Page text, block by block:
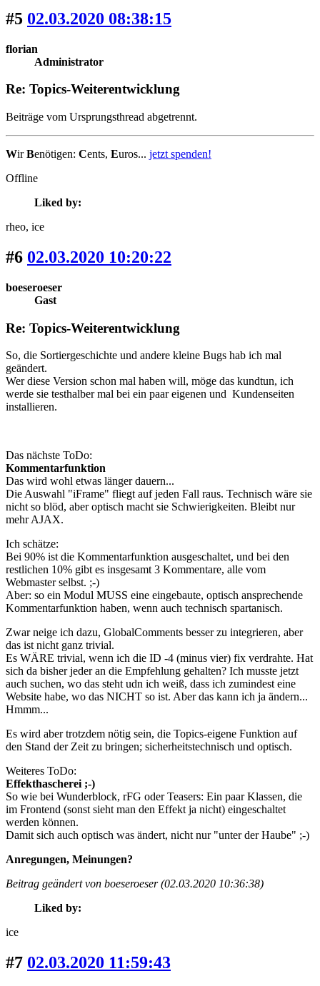
#5 02.03.2020 08:38:15
florian
Administrator
Re: Topics-Weiterentwicklung
Beiträge vom Ursprungsthread abgetrennt.
WirBenötigen: Cents, Euros... jetzt spenden!
Offline
Liked by:
rheo, ice
#6 02.03.2020 10:20:22
boeseroeser
Gast
Re: Topics-Weiterentwicklung
So, die Sortiergeschichte und andere kleine Bugs hab ich mal
geändert.
Wer diese Version schon mal haben will, möge das kundtun, ich
werde sie testhalber mal bei ein paar eigenen und Kundenseiten
installieren.
Das nächste ToDo:
Kommentarfunktion
Das wird wohl etwas länger dauern...
Die Auswahl "iFrame" fliegt auf jeden Fall raus. Technisch wäre sie
nicht so blöd, aber optisch macht sie Schwierigkeiten. Bleibt nur
mehr AJAX.
Ich schätze:
Bei 90% ist die Kommentarfunktion ausgeschaltet, und bei den
restlichen 10% gibt es insgesamt 3 Kommentare, alle vom
Webmaster selbst. ;-)
Aber: so ein Modul MUSS eine eingebaute, optisch ansprechende
Kommentarfunktion haben, wenn auch technisch spartanisch.
Zwar neige ich dazu, GlobalComments besser zu integrieren, aber
das ist nicht ganz trivial.
Es WÄRE trivial, wenn ich die ID -4 (minus vier) fix verdrahte. Hat
sich da bisher jeder an die Empfehlung gehalten? Ich musste jetzt
auch suchen, wo das steht udn ich weiß, dass ich zumindest eine
Website habe, wo das NICHT so ist. Aber das kann ich ja ändern...
Hmmm...
Es wird aber trotzdem nötig sein, die Topics-eigene Funktion auf
den Stand der Zeit zu bringen; sicherheitstechnisch und optisch.
Weiteres ToDo:
Effekthascherei ;-)
So wie bei Wunderblock, rFG oder Teasers: Ein paar Klassen, die
im Frontend (sonst sieht man den Effekt ja nicht) eingeschaltet
werden können.
Damit sich auch optisch was ändert, nicht nur "unter der Haube" ;-)
Anregungen, Meinungen?
Beitrag geändert von boeseroeser (02.03.2020 10:36:38)
Liked by:
ice
#7 02.03.2020 11:59:43